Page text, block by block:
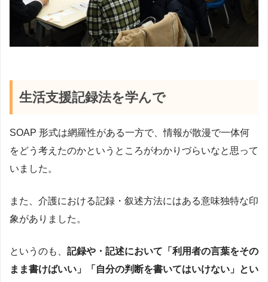
生活支援記録法を学んで
SOAP 形式は網羅性がある一方で、情報が散漫で一体何
をどう考えたのかというところがわかりづらいなと思って
いました。
また、介護における記録・叙述方法にはある意味独特な印
象がありました。
というのも、 記録や・記述において「利用者の言葉をその
まま書けばいい」「自分の判断を書いてはいけない」とい